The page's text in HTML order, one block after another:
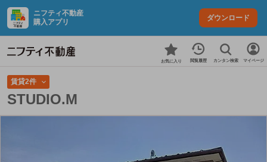
ニフティ不動産
購入アプリ
ダウンロード
お気に入り 閲覧履歴 カンタン検索 マイページ
賃貸2件
STUDIO.M